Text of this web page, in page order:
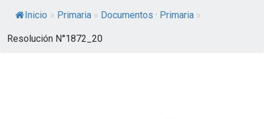
Inicio » Primaria » Documentos · Primaria »
Resolución N°1872_20